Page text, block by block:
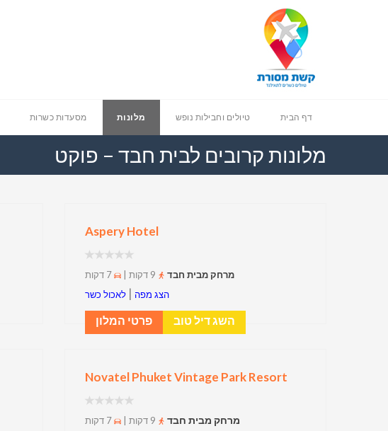
דף הבית טיולים וחבילות נופש מלונות מסעדות כשרות
מלונות קרובים לבית חבד – פוקט
Aspery Hotel
מרחק מבית חבד
הצג מפה | לאכול כשר
פרטי המלון השג דיל טוב
Novatel Phuket Vintage Park Resort
מרחק מבית חבד